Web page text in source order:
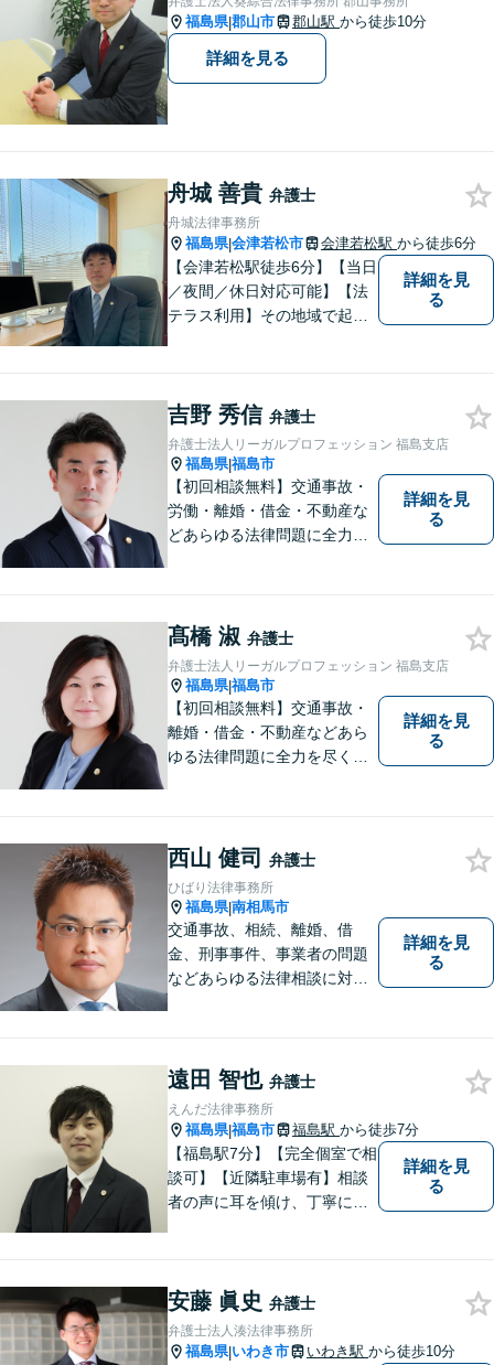
福島県|郡山市 郡山駅 から徒歩10分
詳細を見る
舟城 善貴 弁護士
舟城法律事務所
福島県|会津若松市 会津若松駅 から徒歩6分
【会津若松駅徒歩6分】【当日
／夜間／休日対応可能】【法
テラス利用】その地域で起こ
原動力です。トラブルがより
複雑化してしまう前に、ぜひ
お気軽にご連絡ください。
詳細を見
る
吉野 秀信 弁護士
弁護士法人リーガルプロフェッション 福島支店
福島県|福島市
【初回相談無料】交通事故・
労働・離婚・借金・不動産な
どあらゆる法律問題に全力を
す。お困りの方はまずはご相
談ください。
詳細を見
る
髙橋 淑 弁護士
弁護士法人リーガルプロフェッション 福島支店
福島県|福島市
【初回相談無料】交通事故・
離婚・借金・不動産などあら
ゆる法律問題に全力を尽くし
と思わず、お困りの方は是非
ご相談ください。
詳細を見
る
西山 健司 弁護士
ひばり法律事務所
福島県|南相馬市
交通事故、相続、離婚、借
金、刑事事件、事業者の問題
などあらゆる法律相談に対応
ごとがありましたら、まずは
ご相談ください。
詳細を見
る
遠田 智也 弁護士
えんだ法律事務所
福島県|福島市 福島駅 から徒歩7分
【福島駅7分】【完全個室で相
談可】【近隣駐車場有】相談
者の声に耳を傾け、丁寧にわ
った」と思っていただけるよ
うに全力を尽くしていきま
す。
詳細を見
る
安藤 眞史 弁護士
弁護士法人湊法律事務所
福島県|いわき市 いわき駅 から徒歩10分